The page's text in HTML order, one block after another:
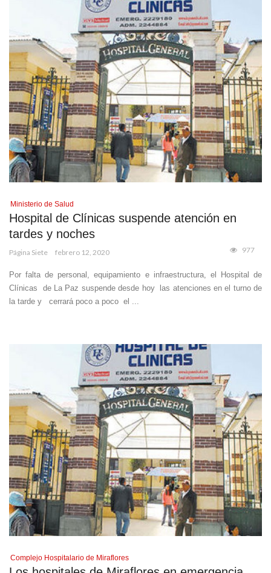
Ministerio de Salud
Hospital de Clínicas suspende atención en
tardes y noches
Página Siete febrero 12, 2020 977
Por falta de personal, equipamiento e infraestructura, el Hospital de
Clínicas de La Paz suspende desde hoy las atenciones en el turno de
la tarde y cerrará poco a poco el ...
Complejo Hospitalario de Miraflores